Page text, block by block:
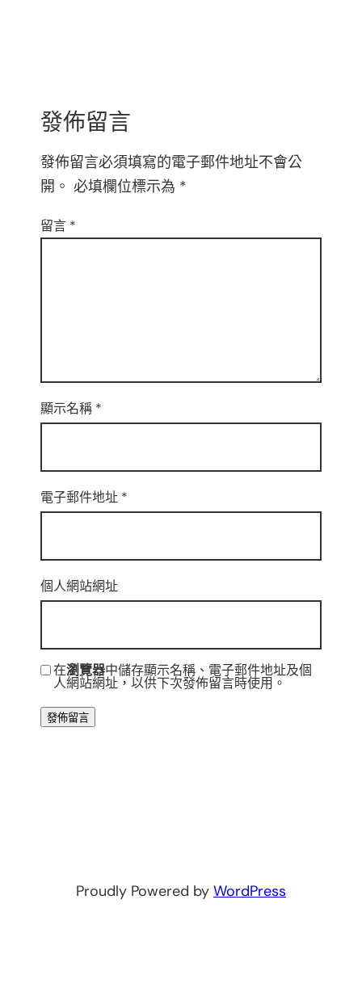
發佈留言
發佈留言必須填寫的電子郵件地址不會公
開。 必填欄位標示為 *
留言 *
顯示名稱 *
電子郵件地址 *
個人網站網址
在瀏覽器中儲存顯示名稱、電子郵件地址及個
人網站網址，以供下次發佈留言時使用。
Proudly Powered by WordPress